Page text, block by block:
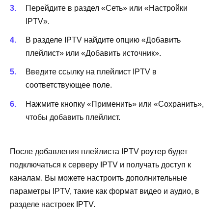
Перейдите в раздел «Сеть» или «Настройки
IPTV».
В разделе IPTV найдите опцию «Добавить
плейлист» или «Добавить источник».
Введите ссылку на плейлист IPTV в
соответствующее поле.
Нажмите кнопку «Применить» или «Сохранить»,
чтобы добавить плейлист.
После добавления плейлиста IPTV роутер будет
подключаться к серверу IPTV и получать доступ к
каналам. Вы можете настроить дополнительные
параметры IPTV, такие как формат видео и аудио, в
разделе настроек IPTV.